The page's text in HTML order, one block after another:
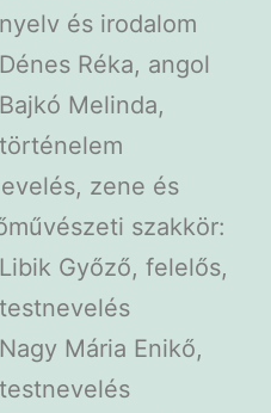
nyelv és irodalom
Dénes Réka, angol
Bajkó Melinda,
történelem
zene és
szakkör:
Libik Győző, felelős,
testnevelés
Nagy Mária Enikő,
testnevelés